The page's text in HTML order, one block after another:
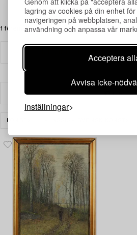
lagring av cookies på din enhet
navigeringen på webbplatsen,
användning och anpassa vår
Acceptera
Avvisa icke-
Inställningar
1 föremål
KONST